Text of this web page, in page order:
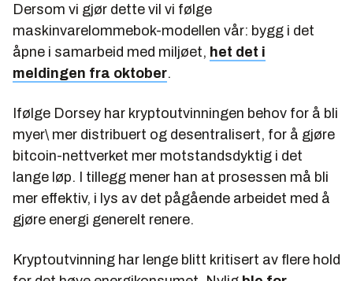
Dersom vi gjør dette vil vi følge
maskinvarelommebok-modellen vår: bygg i det
åpne i samarbeid med miljøet, het det i
meldingen fra oktober.
Ifølge Dorsey har kryptoutvinningen behov for å bli
myer\ mer distribuert og desentralisert, for å gjøre
bitcoin-nettverket mer motstandsdyktig i det
lange løp. I tillegg mener han at prosessen må bli
mer effektiv, i lys av det pågående arbeidet med å
gjøre energi generelt renere.
Kryptoutvinning har lenge blitt kritisert av flere hold